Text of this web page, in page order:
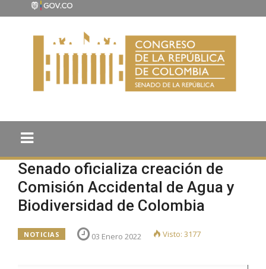
Senado oficializa creación de
Comisión Accidental de Agua y
Biodiversidad de Colombia
NOTICIAS 03 Enero 2022 Visto: 3177